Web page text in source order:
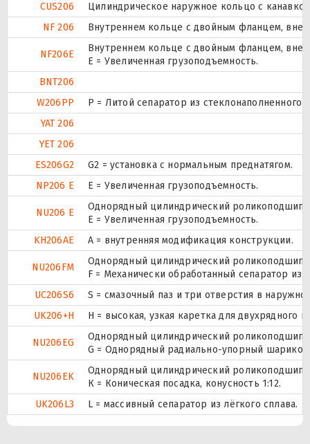
CUS206
Цилиндрическое наружное кольцо с
NF 206
Внутреннем кольце с двойным фланцем,
NF206E
Внутреннем кольце с двойным фланцем,
Е = Увеличенная грузоподъемность.
BNT206
W206PP
P = Литой сепаратор из
YAT 206
YET 206
ES206G2
G2 = установка с нормальным преднатягом.
NP206 E
Е = Увеличенная грузоподъемность.
NU206 E
Однорядный цилиндрический
Е = Увеличенная грузоподъемность.
KH206AE
A = внутренняя модификация конструкции.
NU206FM
Однорядный цилиндрический
F = Механически обработанный сепаратор
UC206S6
S = смазочный паз и три отверстия в
UK206+H
H = высокая, узкая каретка для
NU206EG
Однорядный цилиндрический
G = Однорядный радиально-упорный
NU206EK
Однорядный цилиндрический
К = Коническая посадка, конусность 1:12.
UK206L3
L = массивный сепаратор из лёгкого сплава.